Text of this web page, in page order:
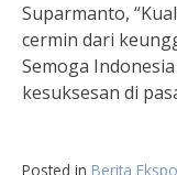
Suparmanto,
cermin dari
Semoga
kesuksesan di
Posted in Berita